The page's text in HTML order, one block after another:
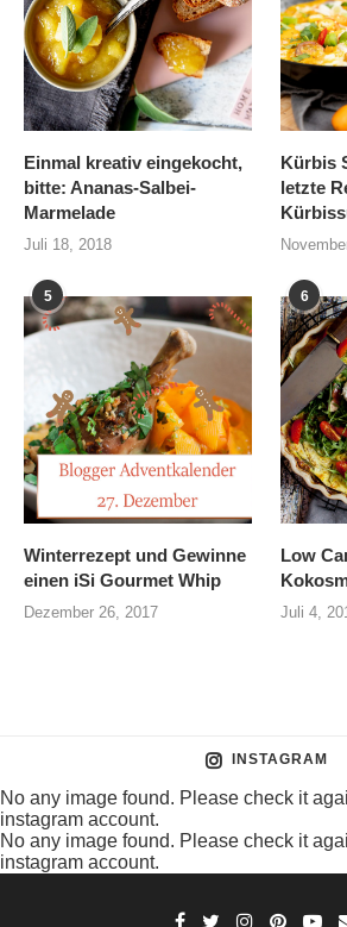
Einmal kreativ eingekocht,
bitte: Ananas-Salbei-
Marmelade
Juli 18, 2018
Kürbis
letzte
5
Winterrezept und Gewinne
einen iSi Gourmet Whip
Dezember 26, 2017
6
Low
Juli 4,
INSTAGRAM
No any image found. Please check it
instagram account.
No any image found. Please check it
instagram account.